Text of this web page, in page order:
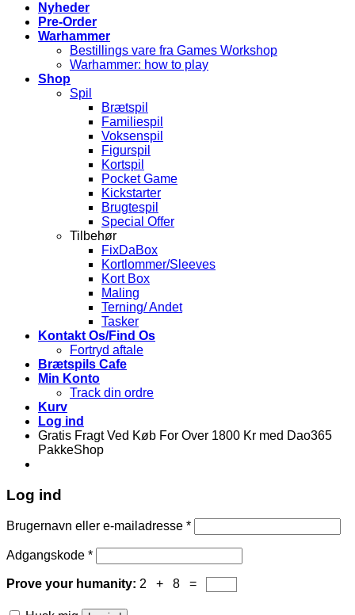
Nyheder
Pre-Order
Warhammer
Bestillings vare fra Games Workshop
Warhammer: how to play
Shop
Spil
Brætspil
Familiespil
Voksenspil
Figurspil
Kortspil
Pocket Game
Kickstarter
Brugtespil
Special Offer
Tilbehør
FixDaBox
Kortlommer/Sleeves
Kort Box
Maling
Terning/ Andet
Tasker
Kontakt Os/Find Os
Fortryd aftale
Brætspils Cafe
Min Konto
Track din ordre
Kurv
Log ind
Gratis Fragt Ved Køb For Over 1800 Kr med Dao365
PakkeShop
Log ind
Brugernavn eller e-mailadresse *
Adgangskode *
Prove your humanity: 2 + 8 =